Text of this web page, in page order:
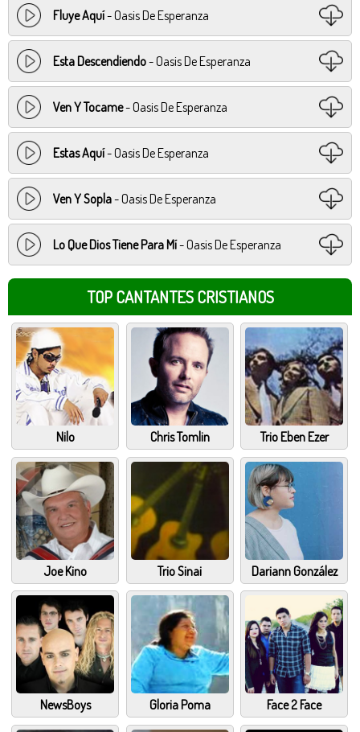
Fluye Aquí- Oasis De Esperanza
Esta Descendiendo- Oasis De Esperanza
Ven Y Tocame- Oasis De Esperanza
Estas Aquí- Oasis De Esperanza
Ven Y Sopla- Oasis De Esperanza
Lo Que Dios Tiene Para Mí- Oasis De Esperanza
TOP CANTANTES CRISTIANOS
Nilo Chris Tomlin Trio Eben Ezer
Joe Kino Trio Sinai Dariann González
NewsBoys Gloria Poma Face 2 Face